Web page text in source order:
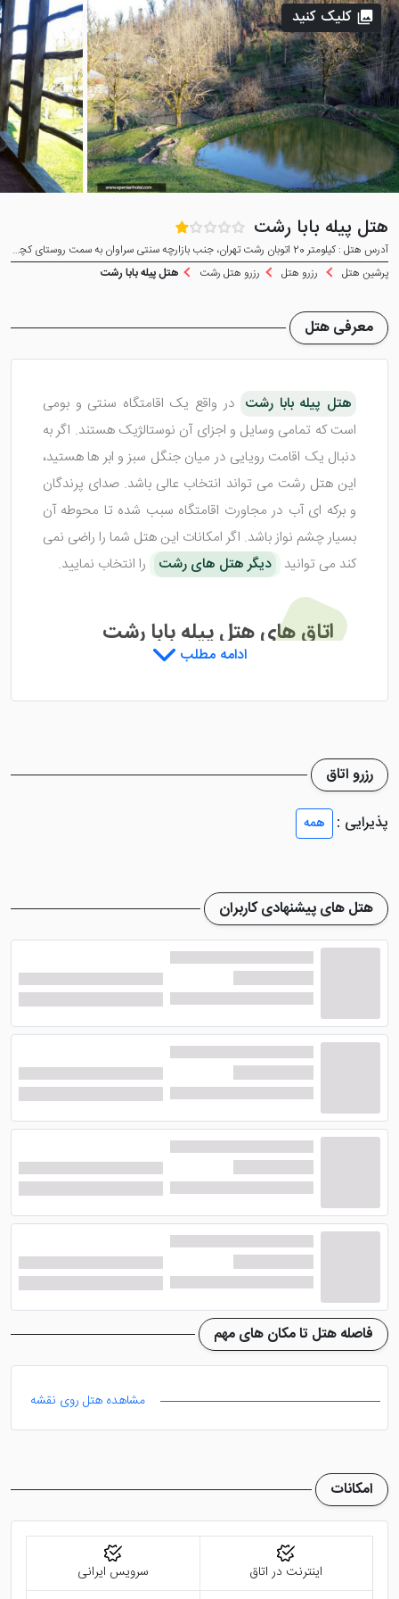
هتل پیله بابا رشت
آدرس هتل : ﮐﯿﻠﻮﻣﺘﺮ 20 اﺗﻮﺑﺎن رﺷﺖ ﺗﻬﺮان، ﺟﻨﺐ ﺑﺎزارﭼﻪ ﺳﻨﺘﯽ ﺳﺮاوان ﺑﻪ ﺳﻤﺖ روﺳﺘﺎی ﮐﭽﺎ، ﺑﺎﻻ ﻣﺤﻠﻪ، اﻗﺎﻣﺘﮕﺎه ﺑﻮﻣﮕﺮدی ﭘﯿﻠﻪ ﺑﺎﺑﺎ
پرشین هتل
رزرو هتل رزرو هتل رشت هتل پیله بابا رشت
کلیک کنید
معرفی هتل
هتل پیله بابا رشت در واقع یک اقامتگاه سنتی و بومی
است که تمامی وسایل و اجزای آن نوستالژیک هستند. اگر به
دنبال یک اقامت رویایی در میان جنگل سبز و ابر ها هستید،
این هتل رشت می تواند انتخاب عالی باشد. صدای پرندگان
و برکه ای آب در مجاورت اقامتگاه سبب شده تا محوطه آن
بسیار چشم نواز باشد. اگر امکانات این هتل شما را راضی نمی
کند می توانید دیگر هتل های رشت را انتخاب نمایید.
اتاق های هتل پیله بابا رشت
مدرن خسته شده اند و می خواهند روزهایی را بدون دغدغه
در داخل اتاق های این اقامتگاه می توانید کرسی را مشاهده
(علاءالدین)؛ پشتی، گلیم، جاجیم، لحاف و تشک، بالش،
صنایع دستی حصیری، یخچال، تلفن و ... هم در داخل اتاق
ها دیده می شود. چشم انداز تمامی اتاق ها رو به جنگل و
برکه می باشد.
امکانات هتل پیله بابا رشت
مسلماً این هتل نه رستوران دارد و نه کافی شاپ، نه آسانسور
دارد و نه سیستم های نوین شهری، همین موضوع باعث
شده تا بسیار محبوب افراد خاص باشد. البته اشپزخانه برای
طبخ غذاهای سنتی و باب طبع میهمانان وجود دارد. آفرود
سواری در جنگل های گیلان می تواند حسابی شما را سر حال
کند. در این اقامتگاه سرویس خدمات اتاق به صورت روزانه
انجام می شود.
ادامه مطلب
رزرو اتاق
پذیرایی :
همه
هتل های پیشنهادی کاربران
فاصله هتل تا مکان های مهم
مشاهده هتل روی نقشه
امکانات
اینترنت در اتاق سرویس ایرانی